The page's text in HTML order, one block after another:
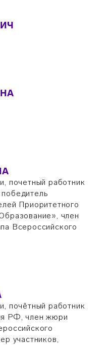
почетный работник
Приоритетного
член
Всероссийского
почётный работник
РФ, член жюри
участников,